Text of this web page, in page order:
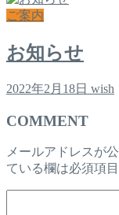
ご案内
お知らせ
2022年2月18日 wish
COMMENT
メールアドレスが
ている欄は必須項